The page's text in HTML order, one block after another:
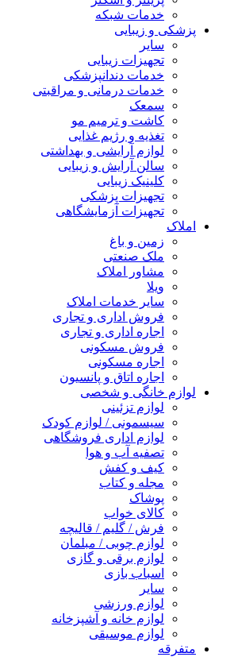
خدمات شبکه
پزشکی و زیبایی
سایر
تجهیزات زیبایی
خدمات دندانپزشکی
خدمات درمانی و مراقبتی
سمعک
کاشت و ترمیم مو
تغذیه و رژیم غذایی
لوازم آرایشی و بهداشتی
سالن آرایش و زیبایی
کلینیک زیبایی
تجهیزات پزشکی
تجهیزات آزمایشگاهی
املاک
زمین و باغ
ملک صنعتی
مشاور املاک
ویلا
سایر خدمات املاک
فروش اداری و تجاری
اجاره اداری و تجاری
فروش مسکونی
اجاره مسکونی
اجاره اتاق و پانسیون
لوازم خانگی و شخصی
لوازم تزئینی
سیسمونی / لوازم کودک
لوازم اداری فروشگاهی
تصفیه آب و هوا
کیف و کفش
مجله و کتاب
پوشاک
کالای خواب
فرش / گلیم / قالیچه
لوازم چوبی / مبلمان
لوازم برقی و گازی
اسباب بازی
سایر
لوازم ورزشی
لوازم خانه و آشپزخانه
لوازم موسیقی
متفرقه